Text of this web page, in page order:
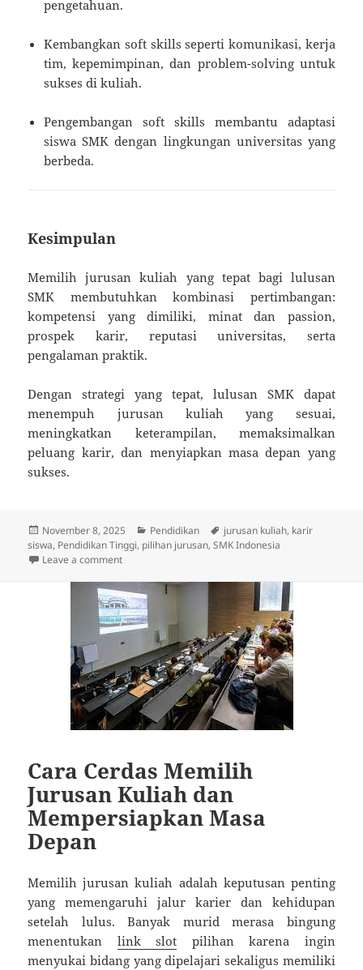
pengetahuan.
Kembangkan soft skills seperti komunikasi, kerja
tim, kepemimpinan, dan problem-solving untuk
sukses di kuliah.
Pengembangan soft skills membantu adaptasi
siswa SMK dengan lingkungan universitas yang
berbeda.
Kesimpulan
Memilih jurusan kuliah yang tepat bagi lulusan
SMK membutuhkan kombinasi pertimbangan:
kompetensi yang dimiliki, minat dan passion,
prospek karir, reputasi universitas, serta
pengalaman praktik.
Dengan strategi yang tepat, lulusan SMK dapat
menempuh jurusan kuliah yang sesuai,
meningkatkan keterampilan, memaksimalkan
peluang karir, dan menyiapkan masa depan yang
sukses.
Posted
on
November 8, 2025 Categories
Pendidikan Tags
jurusan kuliah, karir
siswa, Pendidikan Tinggi, pilihan jurusan,SMK Indonesia
Leave a commenton Tips Memilih Jurusan Kuliah yang Tepat bagi
Cara Cerdas Memilih
Jurusan Kuliah dan
Mempersiapkan Masa
Depan
Memilih jurusan kuliah adalah keputusan penting
yang memengaruhi jalur karier dan kehidupan
setelah lulus. Banyak murid merasa bingung
menentukan link slot pilihan karena ingin
menyukai bidang yang dipelajari sekaligus memiliki